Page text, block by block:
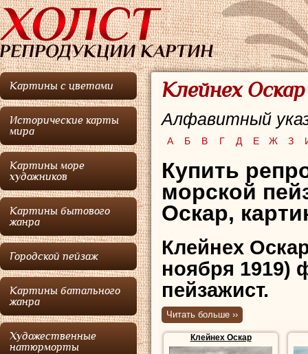
Картины с цветами
Исторические карты
мира
Картины море
художников
Картины бытового
жанра
Городской пейзаж
Картины батального
жанра
Художественные
натюрморты
Клейнех
Алфавитный
А Б В Г Д Е Ж З
Купить
морской
Оскар,
Клейнех
ноября 1919)
пейзажист.
Клейнех
княжестве
Читать больше ››
Клейнех Оскар